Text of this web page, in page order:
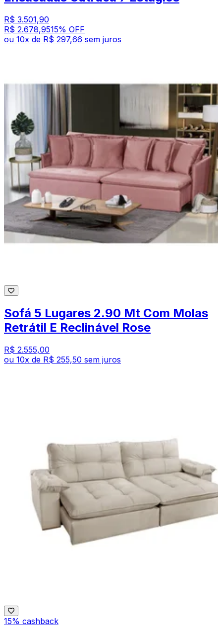
R$ 3.501,90
R$ 2.678,9515% OFF
ou 10x de R$ 297,66 sem juros
Sofá 5 Lugares 2.90 Mt Com Molas
Retrátil E Reclinável Rose
R$ 2.555,00
ou 10x de R$ 255,50 sem juros
15% cashback